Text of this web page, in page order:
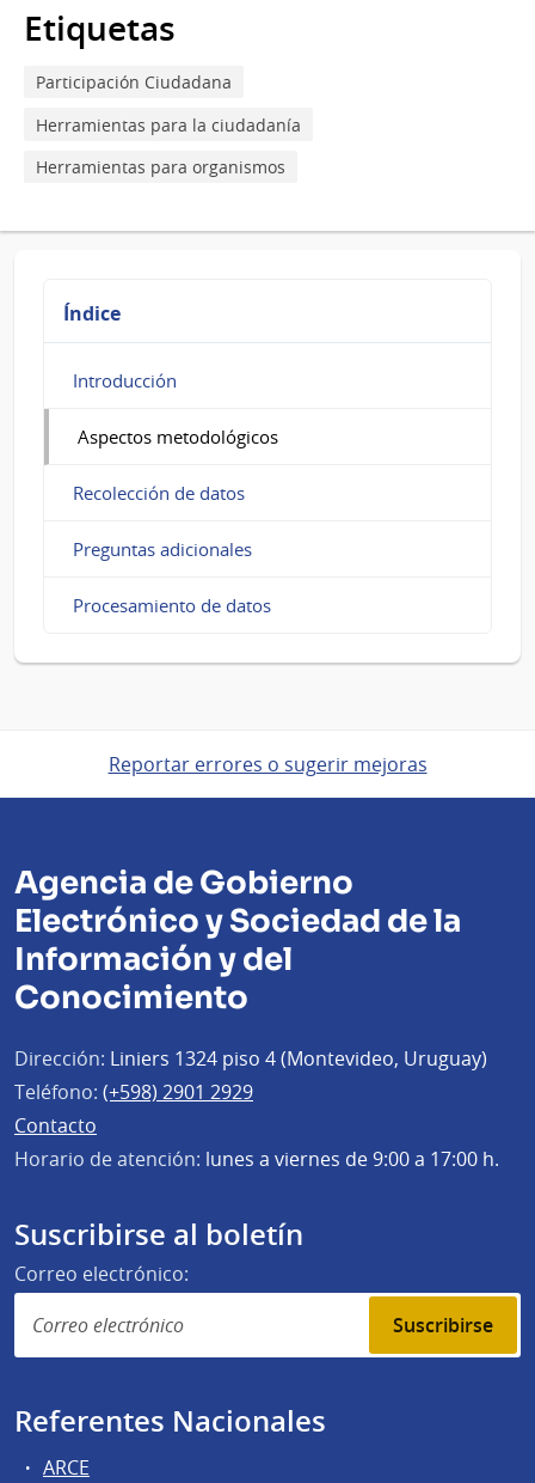
para
Aspectos
metodológicos
Etiquetas
Participación Ciudadana
Herramientas para la ciudadanía
Herramientas para organismos
Índice
Introducción
Aspectos metodológicos
Recolección de datos
Preguntas adicionales
Procesamiento de datos
Reportar errores o sugerir mejoras
Agencia de Gobierno
Electrónico y Sociedad de la
Información y del
Conocimiento
Dirección: Liniers 1324 piso 4 (Montevideo, Uruguay)
Teléfono: (+598) 2901 2929
Contacto
Horario de atención: lunes a viernes de 9:00 a 17:00 h.
Suscribirse al boletín
Correo electrónico:
Suscribirse
Referentes Nacionales
ARCE